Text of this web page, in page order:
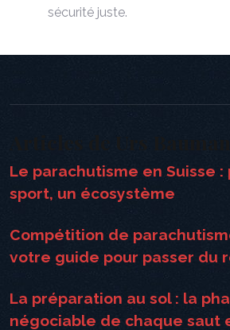
sécurité juste.
Le parachutisme en Suisse :
sport, un écosystème
Compétition de
votre guide pour passer du
La préparation au sol : la
négociable de chaque saut